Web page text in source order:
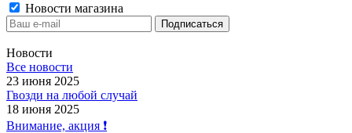
Новости магазина
Новости
Все новости
23 июня 2025
Гвозди на любой случай
18 июня 2025
Внимание, акция ❗️